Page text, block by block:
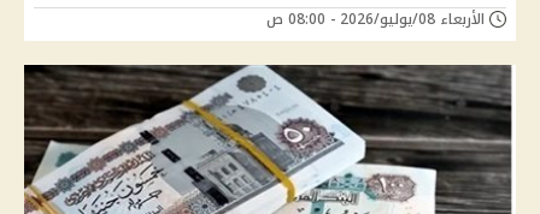
الأربعاء 08/يوليو/2026 - 08:00 ص